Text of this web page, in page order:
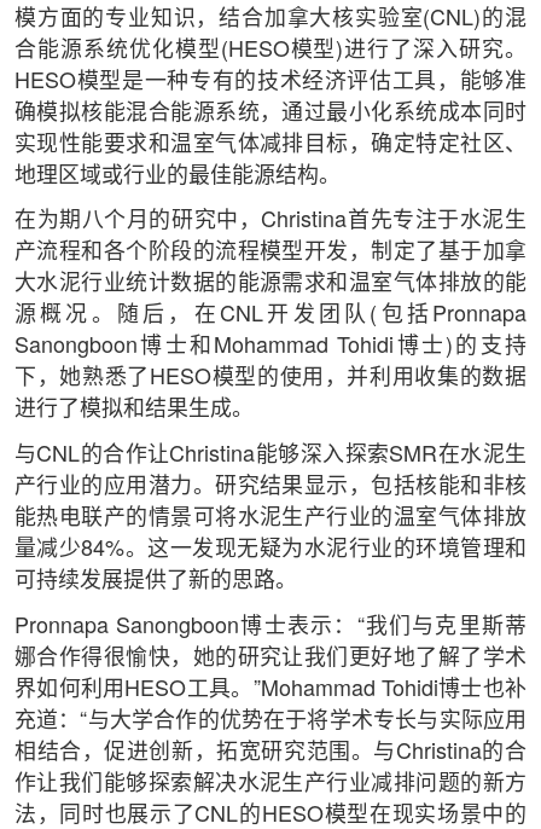
模方面的专业知识，结合加拿大核实验室(CNL)的混
合能源系统优化模型(HESO模型)进行了深入研究。
HESO模型是一种专有的技术经济评估工具，能够准
确模拟核能混合能源系统，通过最小化系统成本同时
实现性能要求和温室气体减排目标，确定特定社区、
地理区域或行业的最佳能源结构。
在为期八个月的研究中，Christina首先专注于水泥生
产流程和各个阶段的流程模型开发，制定了基于加拿
大水泥行业统计数据的能源需求和温室气体排放的能
源概况。随后，在CNL开发团队(包括Pronnapa
Sanongboon博士和Mohammad Tohidi博士)的支持
下，她熟悉了HESO模型的使用，并利用收集的数据
进行了模拟和结果生成。
与CNL的合作让Christina能够深入探索SMR在水泥生
产行业的应用潜力。研究结果显示，包括核能和非核
能热电联产的情景可将水泥生产行业的温室气体排放
量减少84%。这一发现无疑为水泥行业的环境管理和
可持续发展提供了新的思路。
Pronnapa Sanongboon博士表示：“我们与克里斯蒂
娜合作得很愉快，她的研究让我们更好地了解了学术
界如何利用HESO工具。”Mohammad Tohidi博士也补
充道：“与大学合作的优势在于将学术专长与实际应用
相结合，促进创新，拓宽研究范围。与Christina的合
作让我们能够探索解决水泥生产行业减排问题的新方
法，同时也展示了CNL的HESO模型在现实场景中的